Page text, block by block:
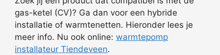
gas-ketel (CV)? Ga dan voor een hybride
installatie of warmtenetten. Hieronder lees je
meer info. Nu ook online: warmtepomp
installateur Tiendeveen.